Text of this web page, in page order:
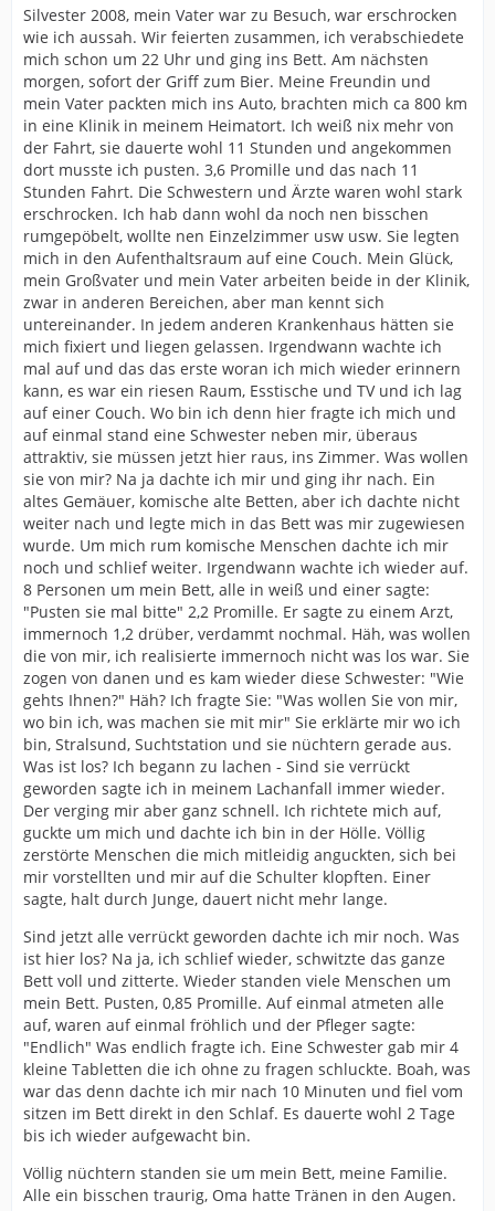
Silvester 2008, mein Vater war zu Besuch, war erschrocken
wie ich aussah. Wir feierten zusammen, ich verabschiedete
mich schon um 22 Uhr und ging ins Bett. Am nächsten
morgen, sofort der Griff zum Bier. Meine Freundin und
mein Vater packten mich ins Auto, brachten mich ca 800 km
in eine Klinik in meinem Heimatort. Ich weiß nix mehr von
der Fahrt, sie dauerte wohl 11 Stunden und angekommen
dort musste ich pusten. 3,6 Promille und das nach 11
Stunden Fahrt. Die Schwestern und Ärzte waren wohl stark
erschrocken. Ich hab dann wohl da noch nen bisschen
rumgepöbelt, wollte nen Einzelzimmer usw usw. Sie legten
mich in den Aufenthaltsraum auf eine Couch. Mein Glück,
mein Großvater und mein Vater arbeiten beide in der Klinik,
zwar in anderen Bereichen, aber man kennt sich
untereinander. In jedem anderen Krankenhaus hätten sie
mich fixiert und liegen gelassen. Irgendwann wachte ich
mal auf und das das erste woran ich mich wieder erinnern
kann, es war ein riesen Raum, Esstische und TV und ich lag
auf einer Couch. Wo bin ich denn hier fragte ich mich und
auf einmal stand eine Schwester neben mir, überaus
attraktiv, sie müssen jetzt hier raus, ins Zimmer. Was wollen
sie von mir? Na ja dachte ich mir und ging ihr nach. Ein
altes Gemäuer, komische alte Betten, aber ich dachte nicht
weiter nach und legte mich in das Bett was mir zugewiesen
wurde. Um mich rum komische Menschen dachte ich mir
noch und schlief weiter. Irgendwann wachte ich wieder auf.
8 Personen um mein Bett, alle in weiß und einer sagte:
"Pusten sie mal bitte" 2,2 Promille. Er sagte zu einem Arzt,
immernoch 1,2 drüber, verdammt nochmal. Häh, was wollen
die von mir, ich realisierte immernoch nicht was los war. Sie
zogen von danen und es kam wieder diese Schwester: "Wie
gehts Ihnen?" Häh? Ich fragte Sie: "Was wollen Sie von mir,
wo bin ich, was machen sie mit mir" Sie erklärte mir wo ich
bin, Stralsund, Suchtstation und sie nüchtern gerade aus.
Was ist los? Ich begann zu lachen - Sind sie verrückt
geworden sagte ich in meinem Lachanfall immer wieder.
Der verging mir aber ganz schnell. Ich richtete mich auf,
guckte um mich und dachte ich bin in der Hölle. Völlig
zerstörte Menschen die mich mitleidig anguckten, sich bei
mir vorstellten und mir auf die Schulter klopften. Einer
sagte, halt durch Junge, dauert nicht mehr lange.
Sind jetzt alle verrückt geworden dachte ich mir noch. Was
ist hier los? Na ja, ich schlief wieder, schwitzte das ganze
Bett voll und zitterte. Wieder standen viele Menschen um
mein Bett. Pusten, 0,85 Promille. Auf einmal atmeten alle
auf, waren auf einmal fröhlich und der Pfleger sagte:
"Endlich" Was endlich fragte ich. Eine Schwester gab mir 4
kleine Tabletten die ich ohne zu fragen schluckte. Boah, was
war das denn dachte ich mir nach 10 Minuten und fiel vom
sitzen im Bett direkt in den Schlaf. Es dauerte wohl 2 Tage
bis ich wieder aufgewacht bin.
Völlig nüchtern standen sie um mein Bett, meine Familie.
Alle ein bisschen traurig, Oma hatte Tränen in den Augen.